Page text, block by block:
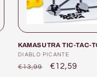
KAMASUTRA TIC-TAC-
Fornecedor:
DIABLO PICANTE
Preço
€13,99
Preço
€12,59